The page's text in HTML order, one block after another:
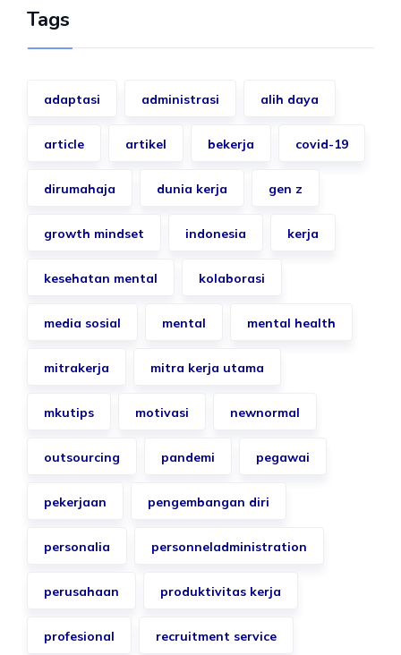
Tags
adaptasi administrasi alih daya
article artikel bekerja covid-19
dirumahaja dunia kerja gen z
growth mindset indonesia kerja
kesehatan mental kolaborasi
media sosial mental mental health
mitrakerja mitra kerja utama
mkutips motivasi newnormal
outsourcing pandemi pegawai
pekerjaan pengembangan diri
personalia personneladministration
perusahaan produktivitas kerja
profesional recruitment service